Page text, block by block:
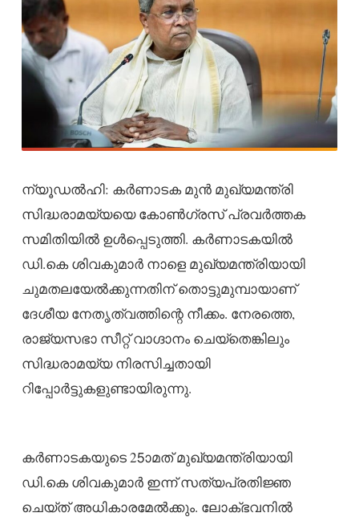
ന്യൂഡല്‍ഹി: കര്‍ണാടക മുന്‍ മുഖ്യമന്ത്രി
സിദ്ധരാമയ്യയെ കോണ്‍ഗ്രസ് പ്രവര്‍ത്തക
സമിതിയില്‍ ഉള്‍പ്പെടുത്തി. കര്‍ണാടകയില്‍
ഡി.കെ ശിവകുമാര്‍ നാളെ മുഖ്യമന്ത്രിയായി
ചുമതലയേല്‍ക്കുന്നതിന് തൊട്ടുമുമ്പായാണ്
ദേശീയ നേതൃത്വത്തിന്റെ നീക്കം. നേരത്തെ,
രാജ്യസഭാ സീറ്റ് വാഗ്ദാനം ചെയ്‌തെങ്കിലും
സിദ്ധരാമയ്യ നിരസിച്ചതായി
റിപ്പോര്‍ട്ടുകളുണ്ടായിരുന്നു.
കര്‍ണാടകയുടെ 25ാമത് മുഖ്യമന്ത്രിയായി
ഡി.കെ ശിവകുമാര്‍ ഇന്ന് സത്യപ്രതിജ്ഞ
ചെയ്ത് അധികാരമേല്‍ക്കും. ലോക്ഭവനില്‍